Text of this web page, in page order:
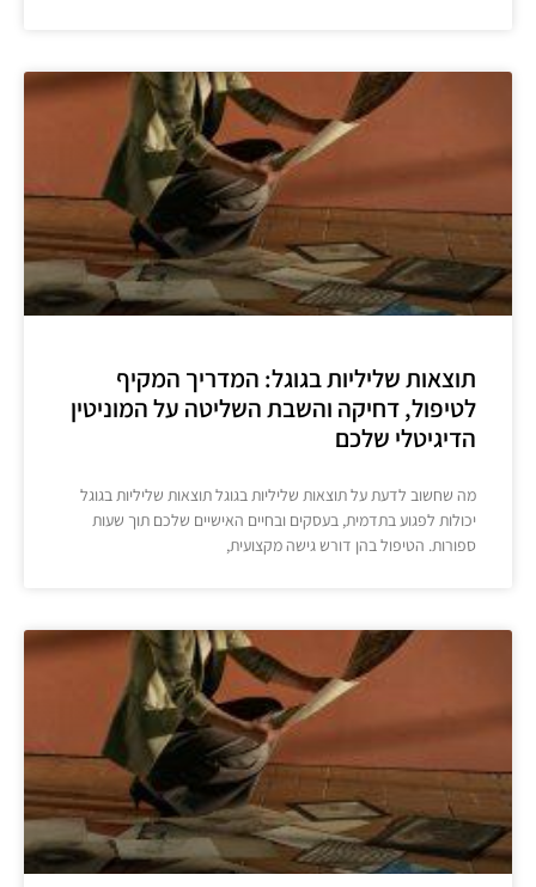
תוצאות שליליות בגוגל: המדריך המקיף
לטיפול, דחיקה והשבת השליטה על המוניטין
הדיגיטלי שלכם
מה שחשוב לדעת על תוצאות שליליות בגוגל תוצאות שליליות בגוגל
יכולות לפגוע בתדמית, בעסקים ובחיים האישיים שלכם תוך שעות
ספורות. הטיפול בהן דורש גישה מקצועית,